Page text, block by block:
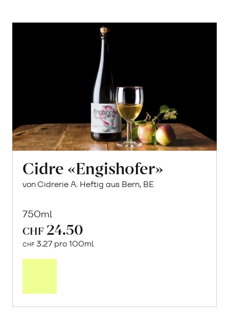
Cidre «Engishofer»
von Cidrerie A. Heftig aus Bern, BE
750ml
CHF 24.50
CHF 3.27 pro 100ml